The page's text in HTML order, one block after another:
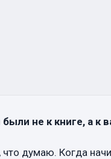
не к книге, а к
думаю. Когда